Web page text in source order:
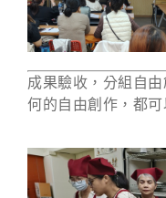
成果驗收，分組自
何的自由創作，都